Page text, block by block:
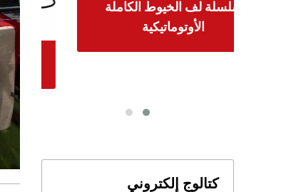
سلسلة لف الخيوط الكاملة
الأوتوماتيكية
كتالوج إلكتروني